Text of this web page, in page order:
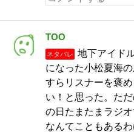
TOO
ネタバレ
地下アイド
になった小松夏海
すらリスナーを褒
い！と思った。た
の日たまたまラジ
なんてこともある